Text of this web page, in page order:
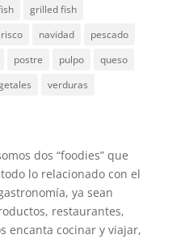
grilled fish
navidad
pescado
postre pulpo
queso
verduras
dos “foodies” que
lo relacionado con el
ya sean
restaurantes,
encanta cocinar y viajar,